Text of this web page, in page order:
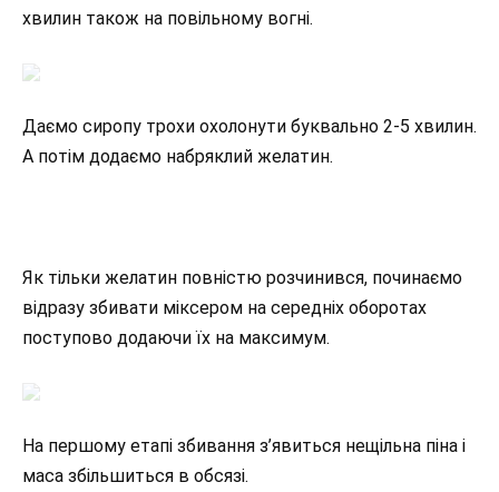
хвилин також на повільному вогні.
Даємо сиропу трохи охолонути буквально 2-5 хвилин.
А потім додаємо набряклий желатин.
Як тільки желатин повністю розчинився, починаємо
відразу збивати міксером на середніх оборотах
поступово додаючи їх на максимум.
На першому етапі збивання з’явиться нещільна піна і
маса збільшиться в обсязі.